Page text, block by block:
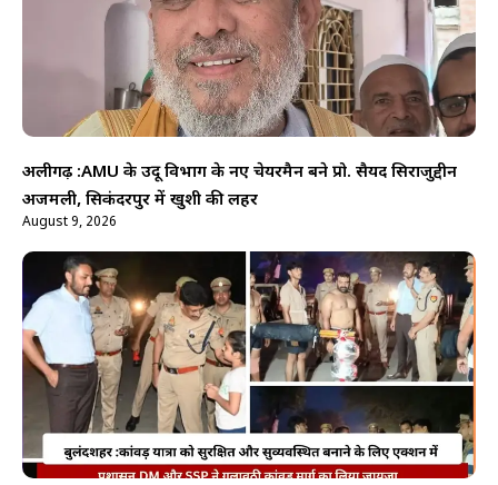
अलीगढ़ :AMU के उर्दू विभाग के नए चेयरमैन बने प्रो. सैयद सिराजुद्दीन
अजमली, सिकंदरपुर में खुशी की लहर
August 9, 2026